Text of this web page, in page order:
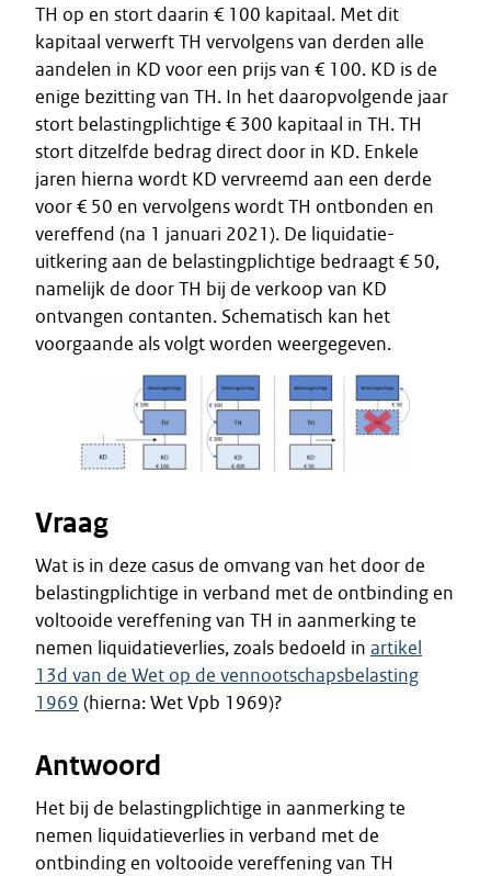
TH op en stort daarin € 100 kapitaal. Met dit
kapitaal verwerft TH vervolgens van derden alle
aandelen in KD voor een prijs van € 100. KD is de
enige bezitting van TH. In het daaropvolgende jaar
stort belastingplichtige € 300 kapitaal in TH. TH
stort ditzelfde bedrag direct door in KD. Enkele
jaren hierna wordt KD vervreemd aan een derde
voor € 50 en vervolgens wordt TH ontbonden en
vereffend (na 1 januari 2021). De liquidatie-
uitkering aan de belastingplichtige bedraagt € 50,
namelijk de door TH bij de verkoop van KD
ontvangen contanten. Schematisch kan het
voorgaande als volgt worden weergegeven.
Vraag
Wat is in deze casus de omvang van het door de
belastingplichtige in verband met de ontbinding en
voltooide vereffening van TH in aanmerking te
nemen liquidatieverlies, zoals bedoeld in artikel
13d van de Wet op de vennootschapsbelasting
1969 (hierna: Wet Vpb 1969)?
Antwoord
Het bij de belastingplichtige in aanmerking te
nemen liquidatieverlies in verband met de
ontbinding en voltooide vereffening van TH